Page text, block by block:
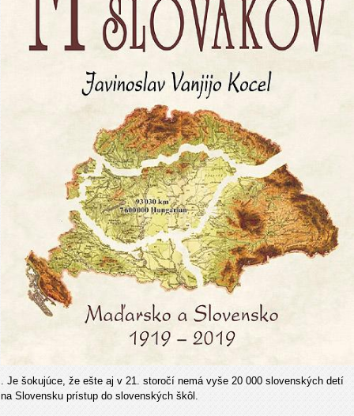
. Je šokujúce, že ešte aj v 21. storočí nemá vyše 20 000 slovenských detí
na Slovensku prístup do slovenských škôl.